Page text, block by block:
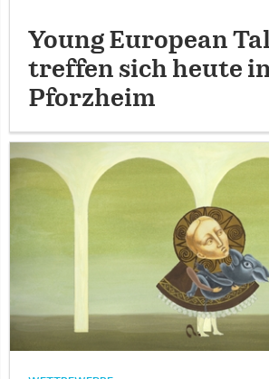
Young European
treffen sich heute
Pforzheim